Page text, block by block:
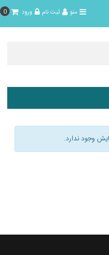
0 ورود ثبت نام منو
وجود ندارد.